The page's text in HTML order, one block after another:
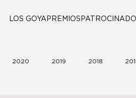
LOS GOYA PREMIOS
2020 2019 2018